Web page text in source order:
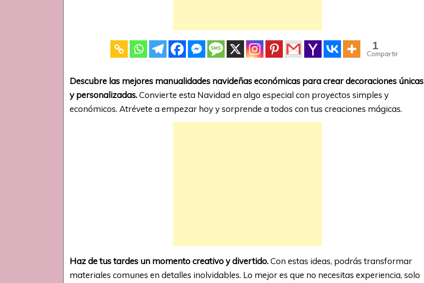
1
Compartir
Descubre las mejores manualidades navideñas económicas para crear decoraciones únicas
y personalizadas.Convierte esta Navidad en algo especial con proyectos simples y
económicos. Atrévete a empezar hoy y sorprende a todos con tus creaciones mágicas.
Haz de tus tardes un momento creativo y divertido.Con estas ideas, podrás transformar
materiales comunes en detalles inolvidables. Lo mejor es que no necesitas experiencia, solo